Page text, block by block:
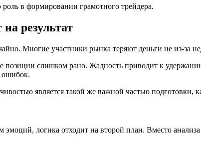
в формировании грамотного трейдера.
результат
Многие участники рынка теряют деньги не из-за
позиции слишком рано. Жадность приводит к
ошибок.
является такой же важной частью подготовки,
логика отходит на второй план. Вместо анализа